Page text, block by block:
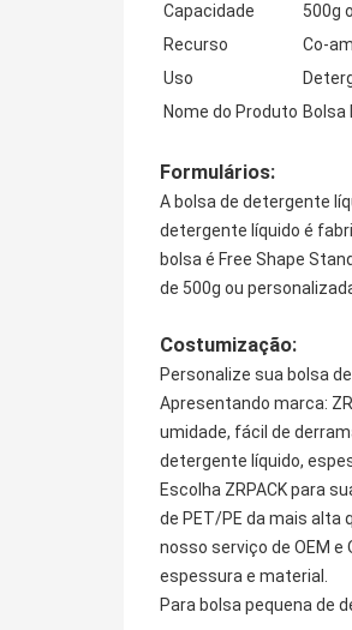
Capacidade
500g
Recurso
Co-
Uso
Nome do Produto Bolsa
Formulários:
A bolsa de detergente
detergente líquido é
bolsa é Free Shape
de 500g ou
Costumização:
Personalize sua bolsa
Apresentando marca:
umidade, fácil de
detergente líquido,
Escolha ZRPACK para
de PET/PE da mais alta
nosso serviço de OEM
espessura e material.
Para bolsa pequena de